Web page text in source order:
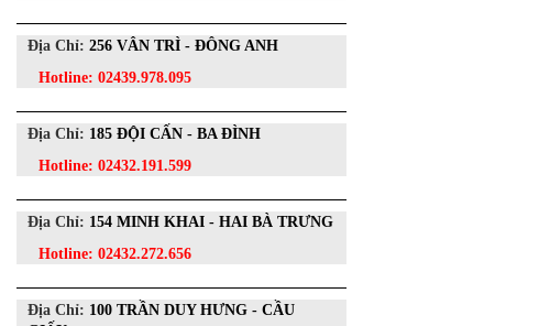
Địa Chỉ: 256 VÂN TRÌ - ĐÔNG ANH
Hotline: 02439.978.095
Địa Chỉ: 185 ĐỘI CẤN - BA ĐÌNH
Hotline: 02432.191.599
Địa Chỉ: 154 MINH KHAI - HAI BÀ TRƯNG
Hotline: 02432.272.656
Địa Chỉ: 100 TRẦN DUY HƯNG - CẦU